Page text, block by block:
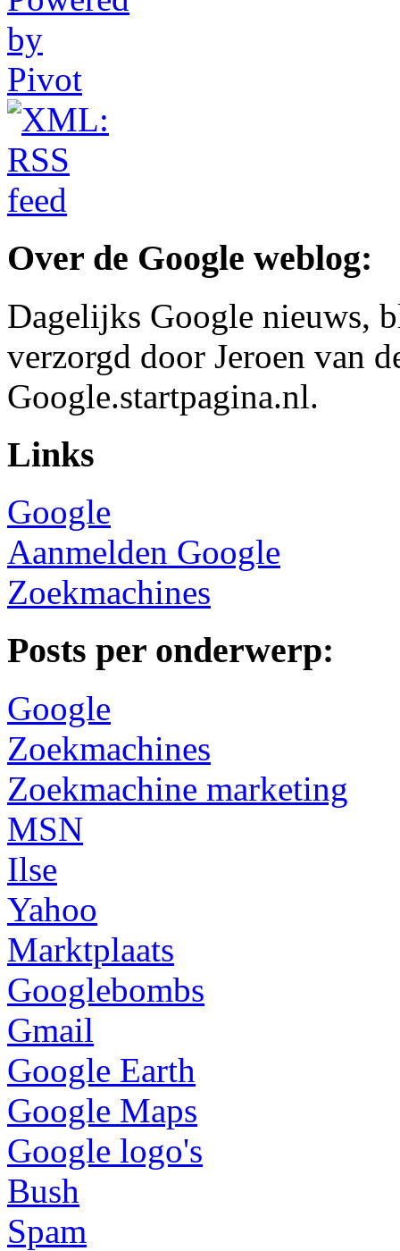
Over de Google weblog:
Dagelijks Google nieuws,
verzorgd door Jeroen van
Google.startpagina.nl.
Links
Google
Aanmelden Google
Zoekmachines
Posts per onderwerp:
Google
Zoekmachines
Zoekmachine marketing
MSN
Ilse
Yahoo
Marktplaats
Googlebombs
Gmail
Google Earth
Google Maps
Google logo's
Bush
Spam